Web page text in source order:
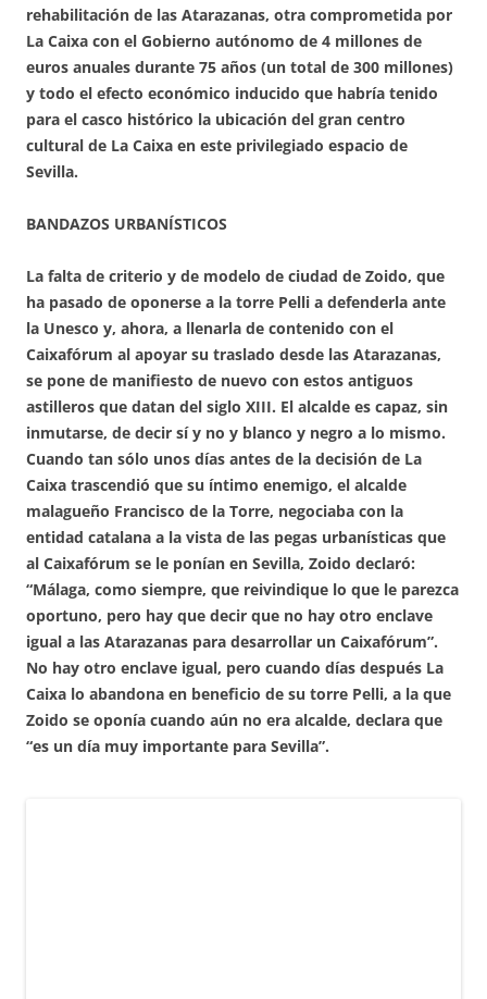
rehabilitación de las Atarazanas, otra comprometida por
La Caixa con el Gobierno autónomo de 4 millones de
euros anuales durante 75 años (un total de 300 millones)
y todo el efecto económico inducido que habría tenido
para el casco histórico la ubicación del gran centro
cultural de La Caixa en este privilegiado espacio de
Sevilla.
BANDAZOS URBANÍSTICOS
La falta de criterio y de modelo de ciudad de Zoido, que
ha pasado de oponerse a la torre Pelli a defenderla ante
la Unesco y, ahora, a llenarla de contenido con el
Caixafórum al apoyar su traslado desde las Atarazanas,
se pone de manifiesto de nuevo con estos antiguos
astilleros que datan del siglo XIII. El alcalde es capaz, sin
inmutarse, de decir sí y no y blanco y negro a lo mismo.
Cuando tan sólo unos días antes de la decisión de La
Caixa trascendió que su íntimo enemigo, el alcalde
malagueño Francisco de la Torre, negociaba con la
entidad catalana a la vista de las pegas urbanísticas que
al Caixafórum se le ponían en Sevilla, Zoido declaró:
“Málaga, como siempre, que reivindique lo que le parezca
oportuno, pero hay que decir que no hay otro enclave
igual a las Atarazanas para desarrollar un Caixafórum”.
No hay otro enclave igual, pero cuando días después La
Caixa lo abandona en beneficio de su torre Pelli, a la que
Zoido se oponía cuando aún no era alcalde, declara que
“es un día muy importante para Sevilla”.